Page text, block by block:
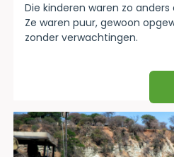
Die kinderen waren zo
Ze waren puur, gewoon
zonder verwachtingen.